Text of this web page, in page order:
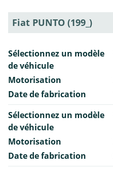
Fiat PUNTO (199_)
Sélectionnez un modèle
de véhicule
Motorisation
Date de fabrication
Sélectionnez un modèle
de véhicule
Motorisation
Date de fabrication